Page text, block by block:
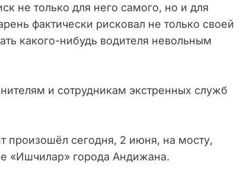
не только для него самого, но и для
фактически рисковал не только своей
какого-нибудь водителя невольным
и сотрудникам экстренных служб
произошёл сегодня, 2 июня, на мосту,
«Ишчилар» города Андижана.